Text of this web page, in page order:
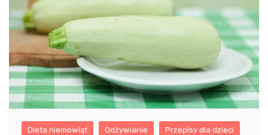
Dieta niemowląt Odżywianie Przepisy dla dzieci